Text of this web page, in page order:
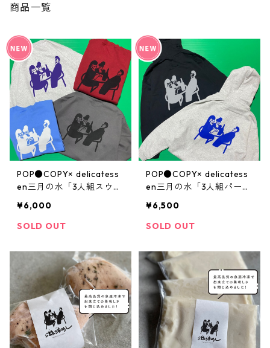
商品一覧
POP●COPY× delicatess
en三月の水「3人組スウエ
¥6,000
SOLD OUT
POP●COPY× delicatess
en三月の水「3人組パーカ
¥6,500
SOLD OUT